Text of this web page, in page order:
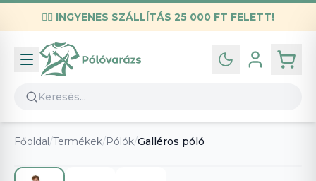
✌🏼 INGYENES SZÁLLÍTÁS 25 000 FT FELETT!
Infó
Kapcsolat
GYIK
Általános szerződési feltételek
Adatvédelmi nyilatkozat
Főoldal /Termékek/Pólók/Galléros póló